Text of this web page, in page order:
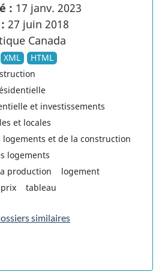
: 17 janv. 2023
27 juin 2018
Canada
XML HTML
et investissements
et locales
et de la construction
logements
production
logement
tableau
similaires